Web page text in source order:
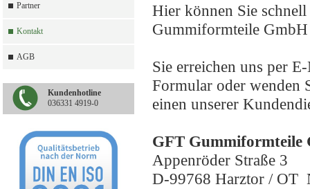
Partner
Kontakt
AGB
Kundenhotline
036331 4919-0
Hier können Sie
Gummiformteile
Sie erreichen uns per
Formular oder wenden
einen unserer
GFT Gummiformteile
Appenröder Straße 3
D-99768 Harztor / OT